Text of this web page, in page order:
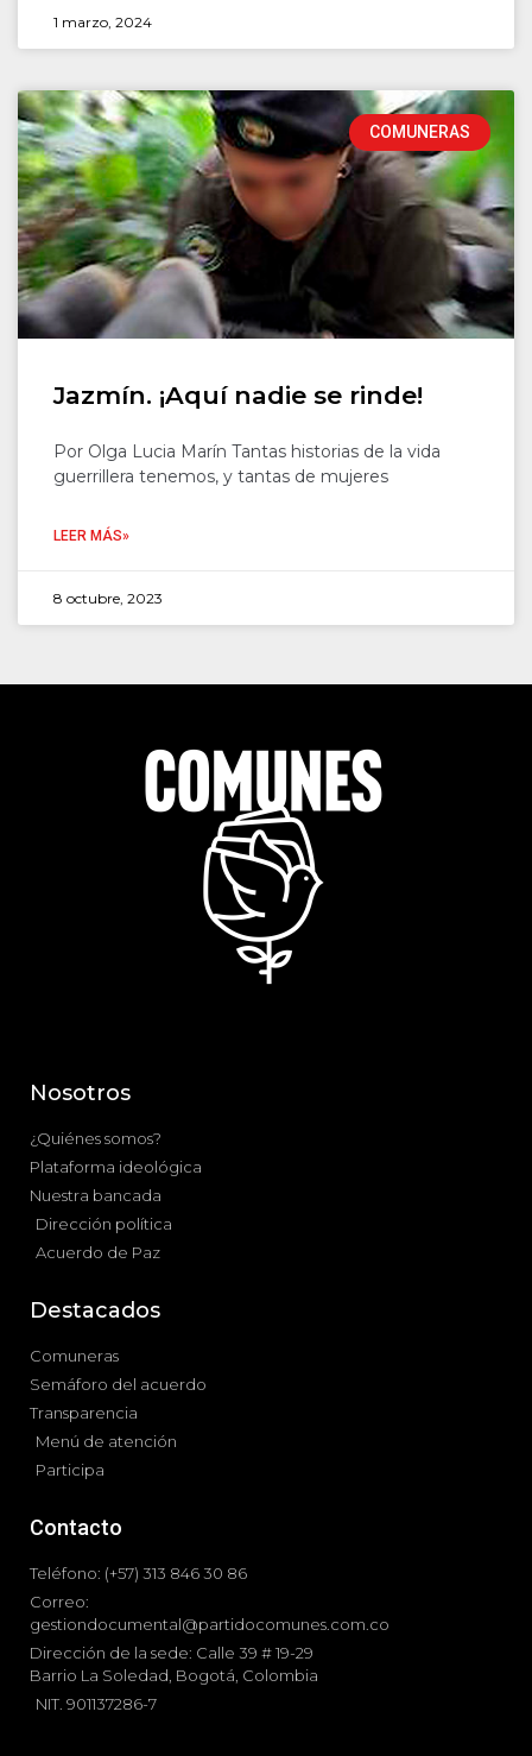
1 marzo, 2024
COMUNERAS
Jazmín. ¡Aquí nadie se rinde!
Por Olga Lucia Marín Tantas historias de la vida
guerrillera tenemos, y tantas de mujeres
LEER MÁS»
8 octubre, 2023
Nosotros
¿Quiénes somos?
Plataforma ideológica
Nuestra bancada
Dirección política
Acuerdo de Paz
Destacados
Comuneras
Semáforo del acuerdo
Transparencia
Menú de atención
Participa
Contacto
Teléfono: (+57) 313 846 30 86
Correo:
gestiondocumental@partidocomunes.com.co
Dirección de la sede: Calle 39 # 19-29
Barrio La Soledad, Bogotá, Colombia
NIT. 901137286-7